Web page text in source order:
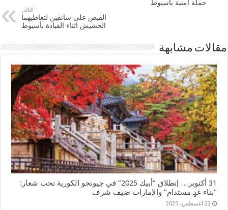
حملة أمنية بأسيوط
التالي
القبض على سائقين لتعاطيهما
الحشيش اثناء القيادة بأسيوط
مقالات مشابهة
31 أكتوبر… إنطلاق “أبيك 2025” في جيونجو الكورية تحت شعار:
“بناء غدٍ مستدام” والإمارات ضيف شرف
22 أغسطس، 2025